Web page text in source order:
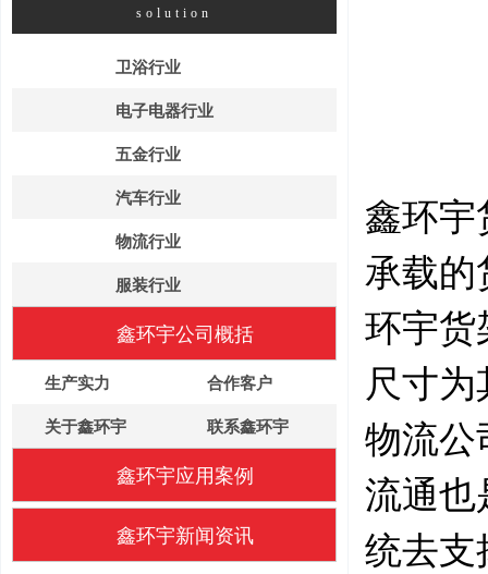
solution
卫浴行业
电子电器行业
五金行业
汽车行业
物流行业
服装行业
鑫环宇公司概括
生产实力 合作客户
关于鑫环宇 联系鑫环宇
鑫环宇应用案例
鑫环宇新闻资讯
鑫环宇
承载的
环宇货
尺寸
物流公
流通也
统去支